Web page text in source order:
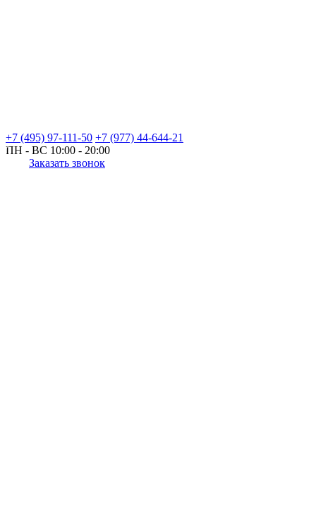
+7 (495) 97-111-50 +7 (977) 44-644-21
ПН - ВС 10:00 - 20:00
Заказать звонок